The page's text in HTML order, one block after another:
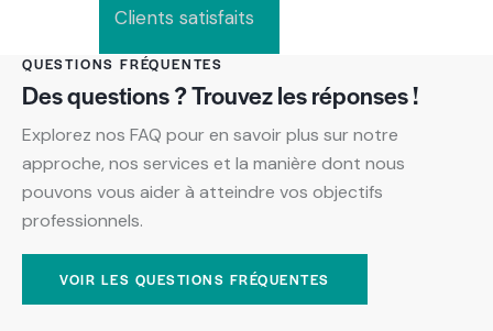
Directeur
Grâce à son coaching incroyable, Aurélie a su me
guider avec une empathie remarquable. Au fil des
caché.
Clients satisfaits
QUESTIONS FRÉQUENTES
Des questions ? Trouvez les réponses !
Explorez nos FAQ pour en savoir plus sur notre
approche, nos services et la manière dont nous
pouvons vous aider à atteindre vos objectifs
professionnels.
VOIR LES QUESTIONS FRÉQUENTES